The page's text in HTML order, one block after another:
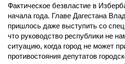
Фактическое безвластие в
начала года. Главе Дагестана
пришлось даже выступить со
что руководство республики не
ситуацию, когда город не может
противостояния депутатов